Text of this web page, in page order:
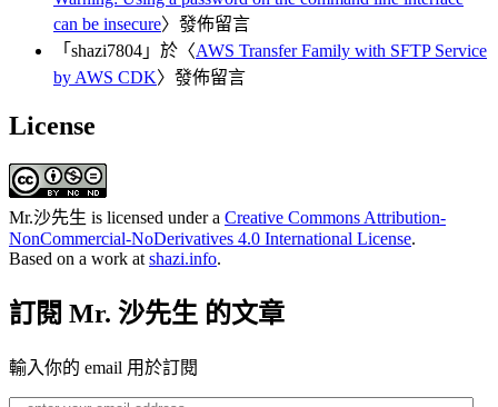
can be insecure〉發佈留言
「 shazi7804 」於〈AWS Transfer Family with SFTP Service
by AWS CDK〉發佈留言
License
Mr.沙先生 is licensed under a Creative Commons Attribution-
NonCommercial-NoDerivatives 4.0 International License.
Based on a work at shazi.info.
訂閱 Mr. 沙先生 的文章
輸入你的 email 用於訂閱